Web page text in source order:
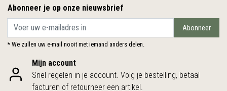
Abonneer je op onze nieuwsbrief
Abonneer
* We zullen uw e-mail nooit met iemand anders delen.
Mijn account
Snel regelen in je account. Volg je bestelling, betaal
facturen of retourneer een artikel.